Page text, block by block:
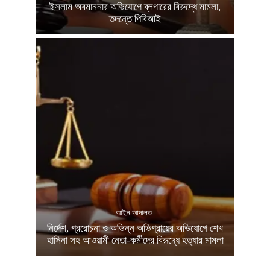
ইসলাম অবমাননার অভিযোগে ব্লগারের বিরুদ্ধে মামলা,
তদন্তে পিবিআই
আইন আদালত
নির্দেশ, প্ররোচনা ও অভিন্ন অভিপ্রায়ের অভিযোগে শেখ
হাসিনা সহ আওয়ামী নেতা-কর্মীদের বিরূদ্ধে হত্যার মামলা